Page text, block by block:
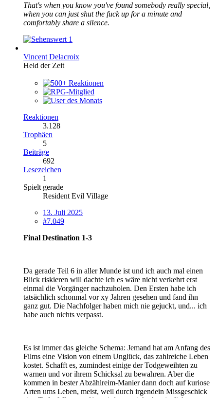
That's when you know you've found somebody really special,
when you can just shut the fuck up for a minute and
comfortably share a silence.
1
Vincent Delacroix
Held der Zeit
Reaktionen
3.128
Trophäen
5
Beiträge
692
Lesezeichen
1
Spielt gerade
Resident Evil Village
13. Juli 2025
#7.049
Final Destination 1-3
Da gerade Teil 6 in aller Munde ist und ich auch mal einen
Blick riskieren will dachte ich es wäre nicht verkehrt erst
einmal die Vorgänger nachzuholen. Den Ersten habe ich
tatsächlich schonmal vor xy Jahren gesehen und fand ihn
ganz gut. Die Nachfolger haben mich nie gejuckt, und... ich
habe auch nichts verpasst.
Es ist immer das gleiche Schema: Jemand hat am Anfang des
Films eine Vision von einem Unglück, das zahlreiche Leben
kostet. Schafft es, zumindest einige der Todgeweihten zu
warnen und vor ihrem Schicksal zu bewahren. Aber die
kommen in bester Abzählreim-Manier dann doch auf kuriose
Arten ums Leben, meist, weil durch irgendein Missgeschick